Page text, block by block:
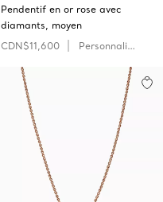
Pendentif en or rose avec
diamants, moyen
CDN$11,600
Personnaliser